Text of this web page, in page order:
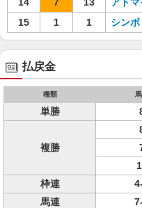
15
1 1 シン
払戻金
種類
単勝
複勝
枠連
馬連